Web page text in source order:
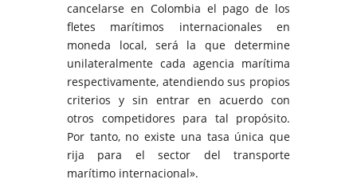
cancelarse en Colombia el pago de los
fletes marítimos internacionales en
moneda local, será la que determine
unilateralmente cada agencia marítima
respectivamente, atendiendo sus propios
criterios y sin entrar en acuerdo con
otros competidores para tal propósito.
Por tanto, no existe una tasa única que
rija para el sector del transporte
marítimo internacional».